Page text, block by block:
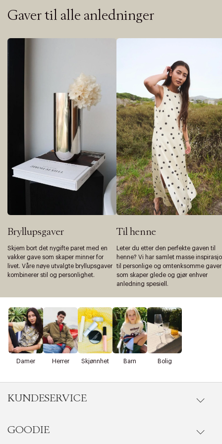
Gaver til alle anledninger
Bryllupsgaver
Skjem bort det nygifte paret med en
vakker gave som skaper minner for
livet. Våre nøye utvalgte bryllupsgaver
kombinerer stil og personlighet.
Til henne
Leter du etter den perfekte gaven til
henne? Vi har samlet masse
til personlige og omtenksomme gaver
som skaper glede og gjør enhver
anledning spesiell.
Damer Herrer Skjønnhet Barn Bolig
KUNDESERVICE
Gå til kundeservice
GOODIE